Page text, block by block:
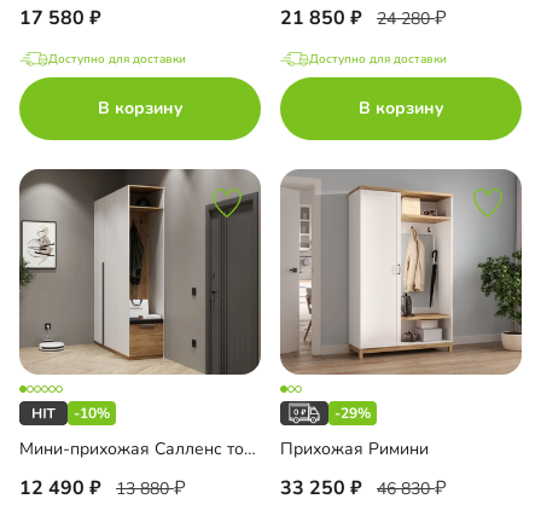
17 580
Доступно для доставки
В корзину
21 850 24 280
Доступно для доставки
В корзину
-10%
Мини-прихожая Салленс торцевая
12 490 13 880
-29%
Прихожая Римини
33 250 46 830